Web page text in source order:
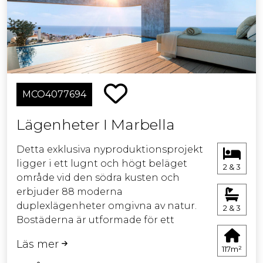
MCO4077694
Lägenheter I Marbella
Detta exklusiva nyproduktionsprojekt
ligger i ett lugnt och högt beläget
område vid den södra kusten och
erbjuder 88 moderna
duplexlägenheter omgivna av natur.
Bostäderna är utformade för ett
omgivningen och finns med 2 eller 3
Läs mer
2 & 3
2 & 3
117m²